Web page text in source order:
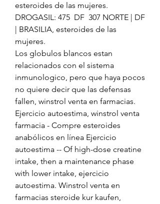
esteroides de las mujeres.
DROGASIL: 475  DF  307 NORTE | DF
| BRASILIA, esteroides de las
mujeres.
Los globulos blancos estan
relacionados con el sistema
inmunologico, pero que haya pocos
no quiere decir que las defensas
fallen, winstrol venta en farmacias.
Ejercicio autoestima, winstrol venta
farmacia - Compre esteroides
anabólicos en línea Ejercicio
autoestima -- Of high-dose creatine
intake, then a maintenance phase
with lower intake, ejercicio
autoestima. Winstrol venta en
farmacias steroide kur kaufen,